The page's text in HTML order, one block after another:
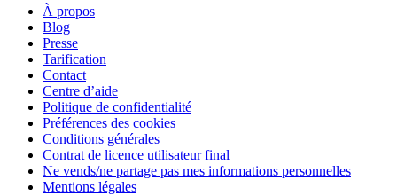
À propos
Blog
Presse
Tarification
Contact
Centre d’aide
Politique de confidentialité
Préférences des cookies
Conditions générales
Contrat de licence utilisateur final
Ne vends/ne partage pas mes informations personnelles
Mentions légales